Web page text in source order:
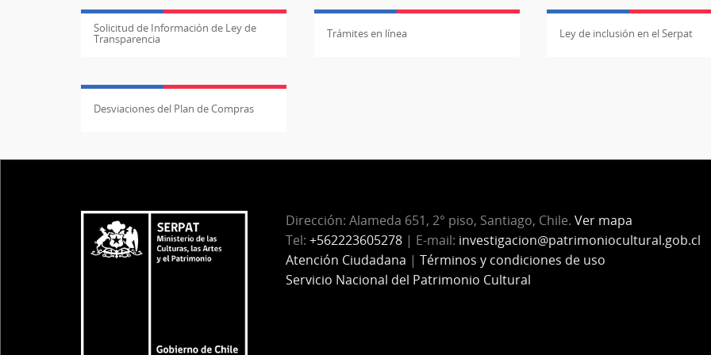
Solicitud de Información de Ley de
Transparencia Trámites en línea Ley de inclusión en el Serpat
Desviaciones del Plan de Compras
Dirección: Alameda 651, 2° piso, Santiago, Chile. Ver mapa
Tel: +562223605278 | E-mail: investigacion@patrimoniocultural.gob.cl
Atención Ciudadana | Términos y condiciones de uso
Servicio Nacional del Patrimonio Cultural